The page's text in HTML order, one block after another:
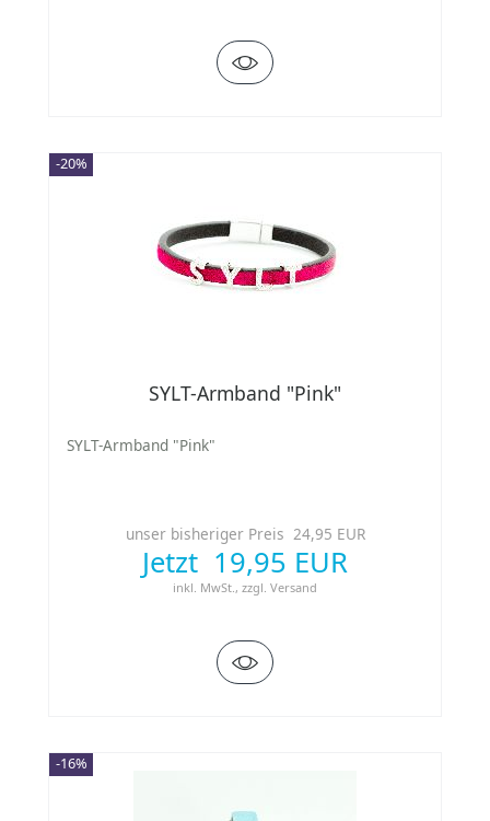
-20%
SYLT-Armband "Pink"
SYLT-Armband "Pink"
unser bisheriger Preis 24,95 EUR
Jetzt 19,95 EUR
inkl. MwSt., zzgl. Versand
-16%